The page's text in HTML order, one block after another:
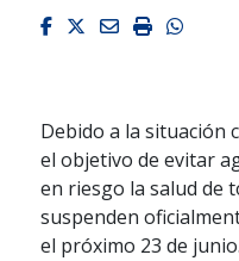
Facebook
Twitter
EmailImprimir
Debido a la situación
el objetivo de evitar
en riesgo la salud de
suspenden
el próximo 23 de junio.